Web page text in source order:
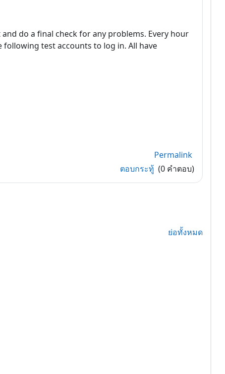
do a final check for any problems. Every hour
following test accounts to log in. All have
Permalink
ตอบกระทู้ (0 คำตอบ)
ย่อทั้งหมด